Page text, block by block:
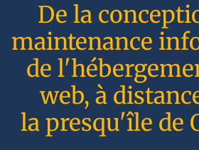
De la
maintenance
de
web, à
la presqu'île de